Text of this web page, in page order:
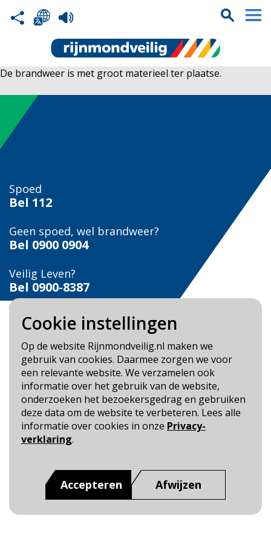
Cookie instellingen
Op de website Rijnmondveilig.nl maken we
gebruik van cookies. Daarmee zorgen we voor
een relevante website. We verzamelen ook
informatie over het gebruik van de website,
onderzoeken het bezoekersgedrag en gebruiken
deze data om de website te verbeteren. Lees alle
informatie over cookies in onze Privacy-
verklaring.
Accepteren Afwijzen
De brandweer is met groot materieel ter plaatse.
Spoed
Bel 112
Geen spoed, wel brandweer?
Bel 0900 0904
Veilig Leven?
Bel 0900-8387
Blijf op de hoogte
Cookie- en Privacybeleid
Toegankelijkheid
Dit is een website van